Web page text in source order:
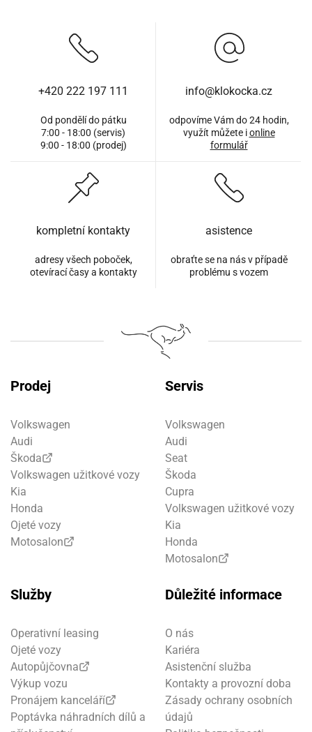
+420 222 197 111
Od pondělí do pátku
7:00 - 18:00 (servis)
9:00 - 18:00 (prodej)
info@klokocka.cz
odpovíme Vám do 24 hodin,
využít můžete ionline
formulář
kompletní kontakty
adresy všech poboček,
otevírací časy a kontakty
asistence
obraťte se na nás v případě
problému s vozem
Prodej
Volkswagen
Audi
Škoda
Volkswagen užitkové vozy
Kia
Honda
Ojeté vozy
Motosalon
Servis
Volkswagen
Audi
Seat
Škoda
Cupra
Volkswagen užitkové vozy
Kia
Honda
Motosalon
Služby
Operativní leasing
Ojeté vozy
Autopůjčovna
Výkup vozu
Pronájem kanceláří
Poptávka náhradních dílů a
Důležité informace
O nás
Kariéra
Asistenční služba
Kontakty a provozní doba
Zásady ochrany osobních
údajů